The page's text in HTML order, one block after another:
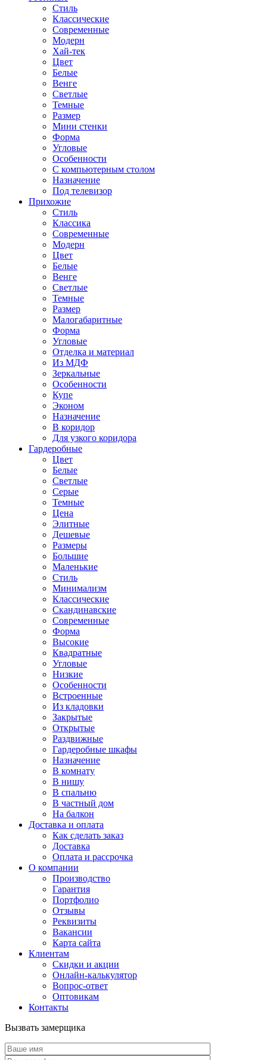
Стиль
Классические
Современные
Модерн
Хай-тек
Цвет
Белые
Венге
Светлые
Темные
Размер
Мини стенки
Форма
Угловые
Особенности
С компьютерным столом
Назначение
Под телевизор
Прихожие
Стиль
Классика
Современные
Модерн
Цвет
Белые
Венге
Светлые
Темные
Размер
Малогабаритные
Форма
Угловые
Отделка и материал
Из МДФ
Зеркальные
Особенности
Купе
Эконом
Назначение
В коридор
Для узкого коридора
Гардеробные
Цвет
Белые
Светлые
Серые
Темные
Цена
Элитные
Дешевые
Размеры
Большие
Маленькие
Стиль
Минимализм
Классические
Скандинавские
Современные
Форма
Высокие
Квадратные
Угловые
Низкие
Особенности
Встроенные
Из кладовки
Закрытые
Открытые
Раздвижные
Гардеробные шкафы
Назначение
В комнату
В нишу
В спальню
В частный дом
На балкон
Доставка и оплата
Как сделать заказ
Доставка
Оплата и рассрочка
О компании
Производство
Гарантия
Портфолио
Отзывы
Реквизиты
Вакансии
Карта сайта
Клиентам
Скидки и акции
Онлайн-калькулятор
Вопрос-ответ
Оптовикам
Контакты
Вызвать замерщика